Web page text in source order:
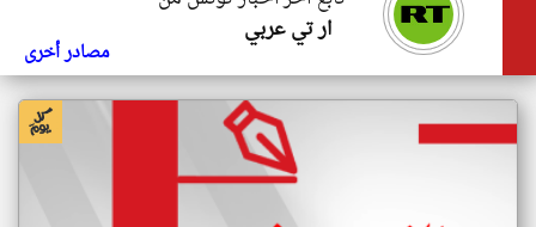
ار تي عربي
مصادر أخرى